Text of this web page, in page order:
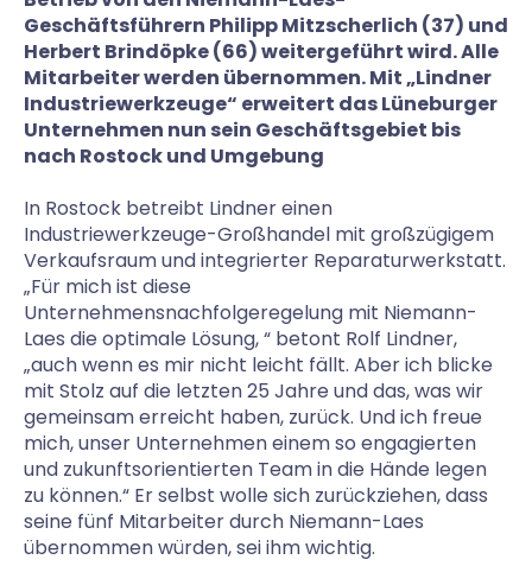
Geschäftsführern Philipp Mitzscherlich (37) und
Herbert Brindöpke (66) weitergeführt wird. Alle
Mitarbeiter werden übernommen. Mit „Lindner
Industriewerkzeuge“ erweitert das Lüneburger
Unternehmen nun sein Geschäftsgebiet bis
nach Rostock und Umgebung
In Rostock betreibt Lindner einen
Industriewerkzeuge-Großhandel mit großzügigem
Verkaufsraum und integrierter Reparaturwerkstatt.
„Für mich ist diese
Unternehmensnachfolgeregelung mit Niemann-
Laes die optimale Lösung, “ betont Rolf Lindner,
„auch wenn es mir nicht leicht fällt. Aber ich blicke
mit Stolz auf die letzten 25 Jahre und das, was wir
gemeinsam erreicht haben, zurück. Und ich freue
mich, unser Unternehmen einem so engagierten
und zukunftsorientierten Team in die Hände legen
zu können.“ Er selbst wolle sich zurückziehen, dass
seine fünf Mitarbeiter durch Niemann-Laes
übernommen würden, sei ihm wichtig.